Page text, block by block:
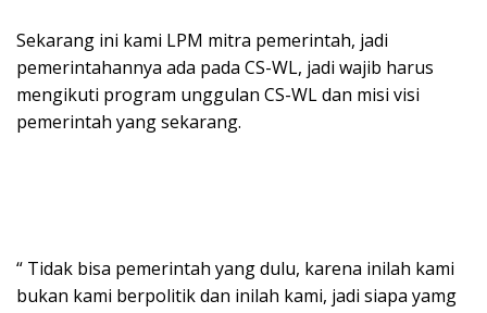
Sekarang ini kami LPM mitra pemerintah, jadi
pemerintahannya ada pada CS-WL, jadi wajib harus
mengikuti program unggulan CS-WL dan misi visi
pemerintah yang sekarang.
“ Tidak bisa pemerintah yang dulu, karena inilah kami
bukan kami berpolitik dan inilah kami, jadi siapa yamg